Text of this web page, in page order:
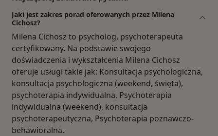
Jaki jest zakres porad oferowanych przez Milena
Cichosz?
Milena Cichosz to psycholog, psychoterapeuta
certyfikowany. Na podstawie swojego
doświadczenia i wykształcenia Milena Cichosz
oferuje usługi takie jak: Konsultacja psychologiczna,
konsultacja psychologiczna (weekend, święta),
psychoterapia indywidualna, Psychoterapia
indywidualna (weekend), konsultacja
psychoterapeutyczna, Psychoterapia poznawczo-
behawioralna.